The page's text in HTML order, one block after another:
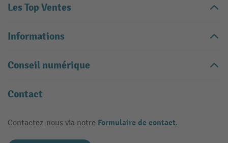
Les Top Ventes
Informations
Conseil numérique
Contact
Contactez-nous via notre Formulaire de contact.